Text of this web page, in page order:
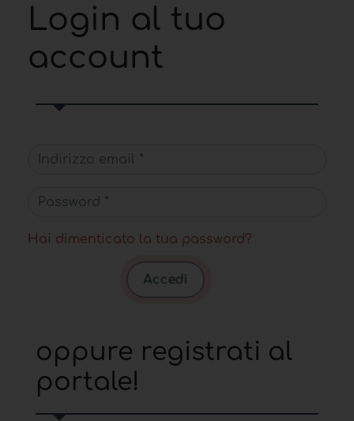
Login al tuo
account
Hai dimenticato la tua password?
Accedi
oppure registrati al
portale!